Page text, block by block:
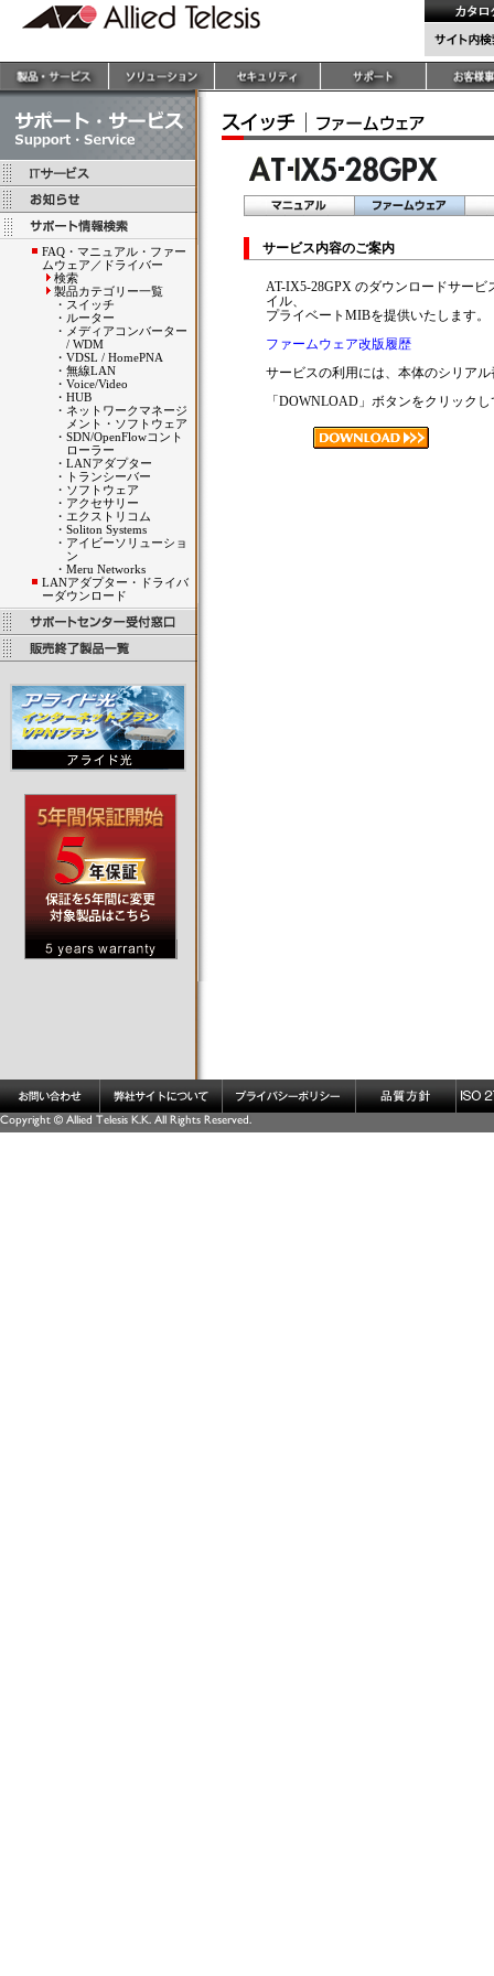
FAQ・マニュアル・ファー
ムウェア／ドライバー
検索
製品カテゴリー一覧
・ スイッチ
・ ルーター
・ メディアコンバーター
/ WDM
・ VDSL / HomePNA
・ 無線LAN
・ Voice/Video
・ HUB
・ ネットワークマネージ
メント・ソフトウェア
・ SDN/OpenFlowコント
ローラー
・ LANアダプター
・
トランシーバー
・ ソフトウェア
・ アクセサリー
・ エクストリコム
・ Soliton Systems
・ アイビーソリューショ
ン
・ Meru Networks
LANアダプター・ドライバ
ーダウンロード
サービス内容のご案内
AT-IX5-28GPX のダウンロードサー
イル、
プライベートMIBを提供いたします
ファームウェア改版履歴
サービスの利用には、本体のシリア
「DOWNLOAD」ボタンをクリック